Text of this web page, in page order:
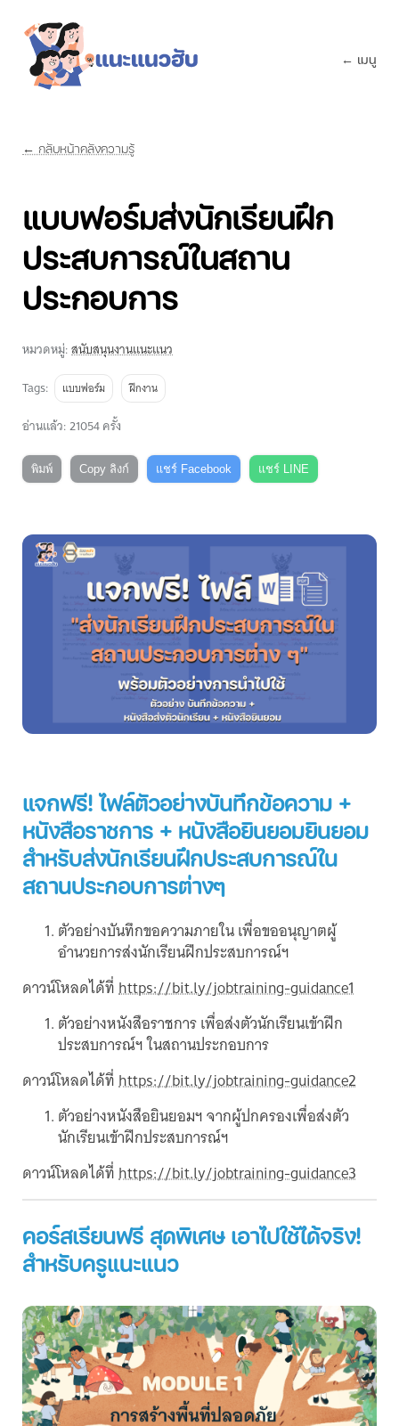
← เมนู
← กลับหน้าคลังความรู้
แบบฟอร์มส่งนักเรียนฝึก
ประสบการณ์ในสถาน
ประกอบการ
หมวดหมู่:สนับสนุนงานแนะแนว
Tags:
แบบฟอร์ม ฝึกงาน
อ่านแล้ว: 21054 ครั้ง
พิมพ์ Copy ลิงก์ แชร์ Facebook แชร์ LINE
แจกฟรี! ไฟล์ตัวอย่างบันทึกข้อความ +
หนังสือราชการ + หนังสือยินยอมยินยอม
สำหรับส่งนักเรียนฝึกประสบการณ์ใน
สถานประกอบการต่างๆ
ตัวอย่างบันทึกขอความภายใน เพื่อขออนุญาตผู้
อำนวยการส่งนักเรียนฝึกประสบการณ์ฯ
ดาวน์โหลดได้ที่https://bit.ly/jobtraining-guidance1
ตัวอย่างหนังสือราชการ เพื่อส่งตัวนักเรียนเข้าฝึก
ประสบการณ์ฯ ในสถานประกอบการ
ดาวน์โหลดได้ที่https://bit.ly/jobtraining-guidance2
ตัวอย่างหนังสือยินยอมฯ จากผู้ปกครองเพื่อส่งตัว
นักเรียนเข้าฝึกประสบการณ์ฯ
ดาวน์โหลดได้ที่https://bit.ly/jobtraining-guidance3
คอร์สเรียนฟรี สุดพิเศษ เอาไปใช้ได้จริง!
สำหรับครูแนะแนว